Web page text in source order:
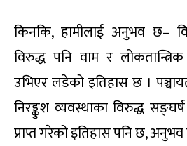
किनकि, हामीलाई अनुभव छ–
विरुद्ध पनि वाम र
उभिएर लडेको इतिहास छ ।
निरङ्कुश व्यवस्थाका विरुद्ध
प्राप्त गरेको इतिहास पनि छ,